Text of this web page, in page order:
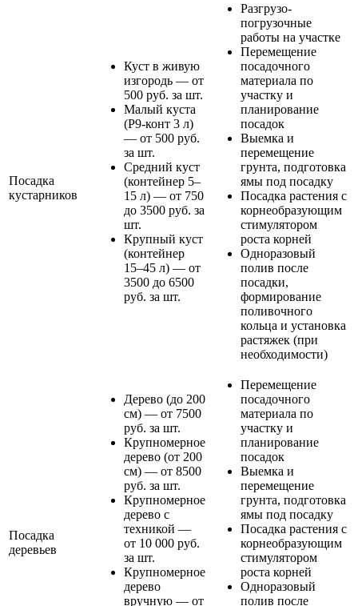
Посадка
кустарников
Куст в живую
изгородь — от
500 руб. за шт.
Малый куста
(Р9-конт 3 л)
— от 500 руб.
за шт.
Средний куст
(контейнер 5–
15 л) — от 750
до 3500 руб. за
шт.
Крупный куст
(контейнер
15–45 л) — от
3500 до 6500
руб. за шт.
Разгрузо-
погрузочные
работы на участке
Перемещение
посадочного
материала по
участку и
планирование
посадок
Выемка и
перемещение
грунта, подготовка
ямы под посадку
Посадка растения с
корнеобразующим
стимулятором
роста корней
Одноразовый
полив после
посадки,
формирование
поливочного
кольца и установка
растяжек (при
необходимости)
Посадка
деревьев
Дерево (до 200
см) — от 7500
руб. за шт.
Крупномерное
дерево (от 200
см) — от 8500
руб. за шт.
Крупномерное
дерево с
техникой —
от 10 000 руб.
за шт.
Крупномерное
дерево
вручную — от
Перемещение
посадочного
материала по
участку и
планирование
посадок
Выемка и
перемещение
грунта, подготовка
ямы под посадку
Посадка растения с
корнеобразующим
стимулятором
роста корней
Одноразовый
полив после